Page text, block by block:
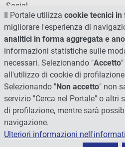
Social
Il Portale utilizza cookie tecnici in
migliorare l'esperienza di
analitici in forma aggregata e
informazioni statistiche sulle
necessari. Selezionando "Accetto
all'utilizzo di cookie di
Selezionando "Non accetto" non
servizio "Cerca nel Portale" o altri
di profilazione, mentre sarà
navigazione.
Ulteriori informazioni